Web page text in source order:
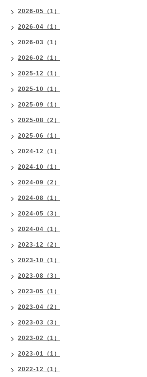
2026-05（1）
2026-04（1）
2026-03（1）
2026-02（1）
2025-12（1）
2025-10（1）
2025-09（1）
2025-08（2）
2025-06（1）
2024-12（1）
2024-10（1）
2024-09（2）
2024-08（1）
2024-05（3）
2024-04（1）
2023-12（2）
2023-10（1）
2023-08（3）
2023-05（1）
2023-04（2）
2023-03（3）
2023-02（1）
2023-01（1）
2022-12（1）